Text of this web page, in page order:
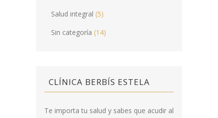
Salud integral (5)
Sin categoría (14)
CLÍNICA BERBÍS ESTELA
Te importa tu salud y sabes que acudir al